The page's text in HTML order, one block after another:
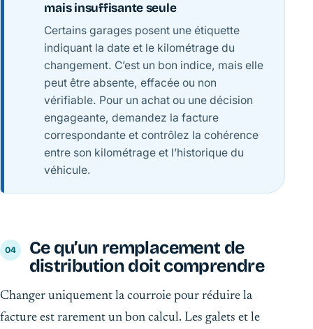
mais insuffisante seule
Certains garages posent une étiquette
indiquant la date et le kilométrage du
changement. C’est un bon indice, mais elle
peut être absente, effacée ou non
vérifiable. Pour un achat ou une décision
engageante, demandez la facture
correspondante et contrôlez la cohérence
entre son kilométrage et l’historique du
véhicule.
Ce qu’un remplacement de
distribution doit comprendre
Changer uniquement la courroie pour réduire la
facture est rarement un bon calcul. Les galets et le